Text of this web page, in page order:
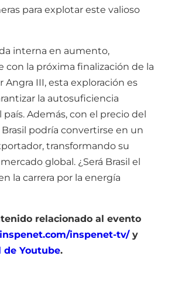
para explotar este valioso
interna en aumento,
con la próxima finalización de la
Angra III, esta exploración es
la autosuficiencia
Además, con el precio del
Brasil podría convertirse en un
transformando su
global. ¿Será Brasil el
la carrera por la energía
relacionado al evento
inspenet-tv/y
de Youtube.